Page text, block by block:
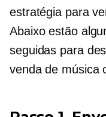
estratégia para
Abaixo estão
seguidas para
venda de música